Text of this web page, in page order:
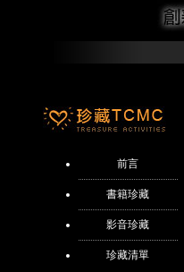
前言
書籍珍藏
影音珍藏
珍藏清單